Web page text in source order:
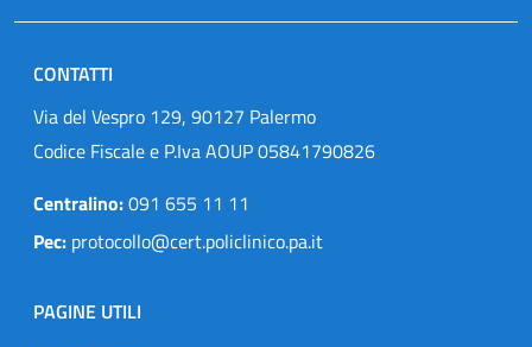
CONTATTI
Via del Vespro 129, 90127 Palermo
Codice Fiscale e P.Iva AOUP 05841790826
Centralino:091 655 11 11
Pec: protocollo@cert.policlinico.pa.it
PAGINE UTILI